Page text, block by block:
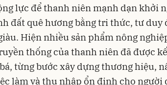
lực để thanh niên mạnh dạn khởi
đất quê hương bằng tri thức, tư duy
Hiện nhiều sản phẩm nông
thống của thanh niên đã được
từng bước xây dựng thương hiệu,
làm và thu nhập ổn định cho người